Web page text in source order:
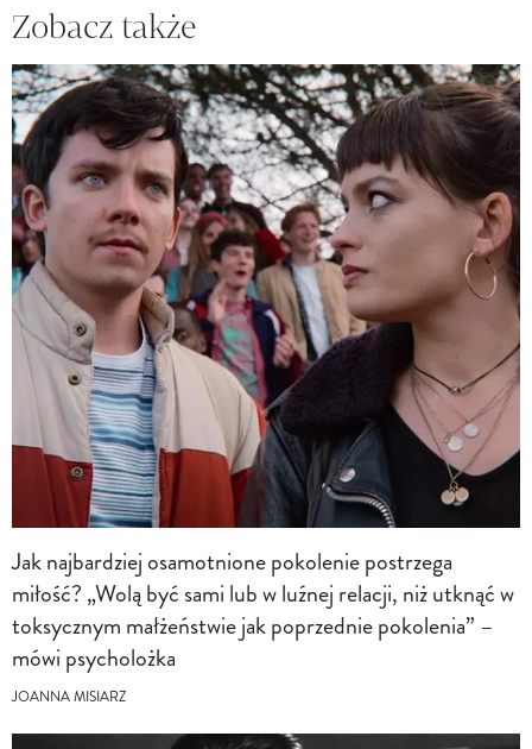
Zobacz także
Jak najbardziej osamotnione pokolenie postrzega
miłość? „Wolą być sami lub w luźnej relacji, niż utknąć w
toksycznym małżeństwie jak poprzednie pokolenia” –
mówi psycholożka
JOANNA MISIARZ